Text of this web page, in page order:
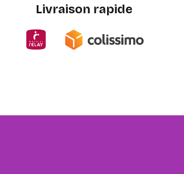
Livraison rapide